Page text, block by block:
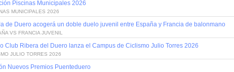
Piscinas Municipales 2026
MUNICIPALES 2026
de Duero acogerá un doble duelo juvenil entre España y Francia de balonmano
VS FRANCIA JUVENIL
Club Ribera del Duero lanza el Campus de Ciclismo Julio Torres 2026
JULIO TORRES 2026
Nuevos Premios Puenteduero